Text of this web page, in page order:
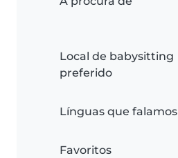
Local de babysitting
preferido
Línguas que falamos
Favoritos